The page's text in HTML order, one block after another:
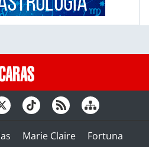
Marie Claire
Fortuna